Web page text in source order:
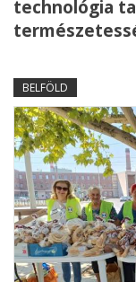
technológia
BELFÖLD